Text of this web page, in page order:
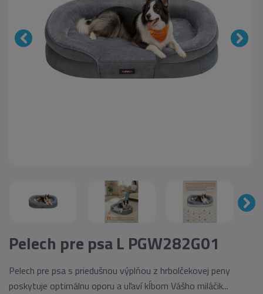
Pelech pre psa L PGW282G01
Pelech pre psa s priedušnou výplňou z hrbolčekovej peny
poskytuje optimálnu oporu a uľaví kĺbom Vášho miláčik...